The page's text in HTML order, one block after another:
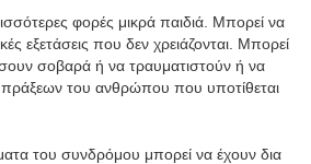
φορές μικρά παιδιά. Μπορεί να
εξετάσεις που δεν χρειάζονται. Μπορεί
σοβαρά ή να τραυματιστούν ή να
πράξεων του ανθρώπου που υποτίθεται
του συνδρόμου μπορεί να έχουν δια